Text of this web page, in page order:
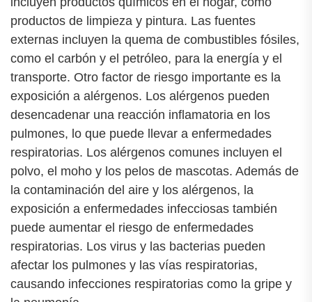
productos de limpieza y pintura. Las fuentes
externas incluyen la quema de combustibles fósiles,
como el carbón y el petróleo, para la energía y el
transporte. Otro factor de riesgo importante es la
exposición a alérgenos. Los alérgenos pueden
desencadenar una reacción inflamatoria en los
pulmones, lo que puede llevar a enfermedades
respiratorias. Los alérgenos comunes incluyen el
polvo, el moho y los pelos de mascotas. Además de
la contaminación del aire y los alérgenos, la
exposición a enfermedades infecciosas también
puede aumentar el riesgo de enfermedades
respiratorias. Los virus y las bacterias pueden
afectar los pulmones y las vías respiratorias,
causando infecciones respiratorias como la gripe y